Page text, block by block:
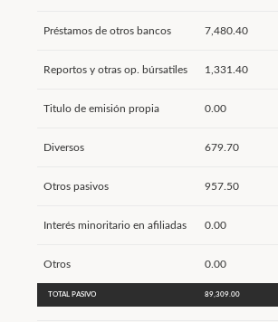
Préstamos de otros bancos 7,480.40
Reportos y otras op. búrsatiles 1,331.40
Titulo de emisión propia 0.00
Diversos 679.70
Otros pasivos 957.50
Interés minoritario en afiliadas 0.00
Otros 0.00
TOTAL PASIVO 89,309.00